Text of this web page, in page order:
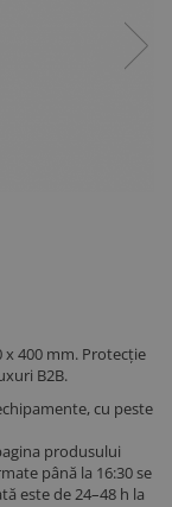
x 400 mm. Protecție
B2B.
cu peste
produsului
până la 16:30 se
este de 24–48 h la